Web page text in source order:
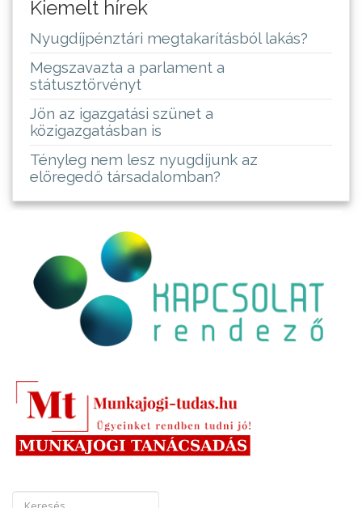
Kiemelt hírek
Nyugdíjpénztári megtakarításból lakás?
Megszavazta a parlament a
státusztörvényt
Jön az igazgatási szünet a
közigazgatásban is
Tényleg nem lesz nyugdíjunk az
elöregedő társadalomban?